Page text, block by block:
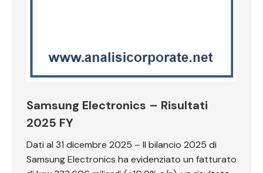
Samsung Electronics – Risultati
2025 FY
Dati al 31 dicembre 2025 – Il bilancio 2025 di
Samsung Electronics ha evidenziato un fatturato